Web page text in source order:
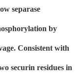
separase
by
Consistent with
securin residues in